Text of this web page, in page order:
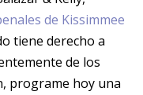
de Kissimmee
tiene derecho a
de los
programe hoy una